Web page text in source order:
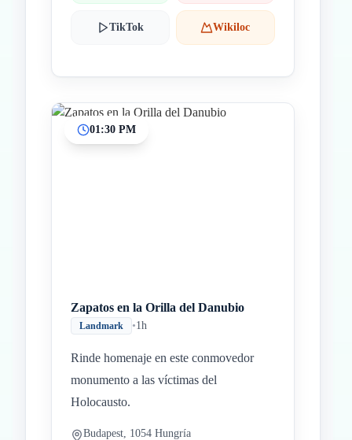
TikTok Wikiloc
01:30 PM
Zapatos en la Orilla del Danubio
Landmark •1h
Rinde homenaje en este conmovedor
monumento a las víctimas del
Holocausto.
Budapest, 1054 Hungría